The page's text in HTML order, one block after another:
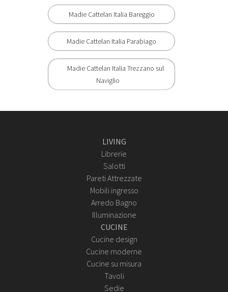
Madie Cattelan Italia Bareggio
Madie Cattelan Italia Parabiago
Madie Cattelan Italia Trezzano sul
Naviglio
LIVING
Librerie
Salotti
Pareti Attrezzate
Mobili ingresso
Arredo Bagno
Illuminazione
CUCINE
Cucine design
Cucine moderne
Cucine su misura
Tavoli
Sedie